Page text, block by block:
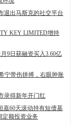
退出马斯克的社交平台
KEY LIMITED增持
9日获融资买入3.60亿
宁带伤拼搏，右眼肿胀
录得新年开门红
嘉60天滚动持有短债基
定额投资业务